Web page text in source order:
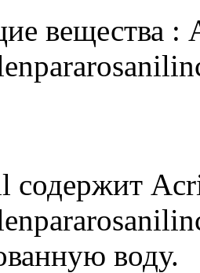
вещества :
содержит
воду.